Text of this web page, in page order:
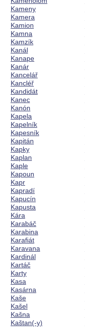
Kameny
Kamera
Kamion
Kamna
Kamzík
Kanál
Kanape
Kanár
Kancelář
Kancléř
Kandidát
Kanec
Kanón
Kapela
Kapelník
Kapesník
Kapitán
Kapky
Kaplan
Kaple
Kapoun
Kapr
Kapradí
Kapucín
Kapusta
Kára
Karabáč
Karabina
Karafiát
Karavana
Kardinál
Kartáč
Karty
Kasa
Kasárna
Kaše
Kašel
Kašna
Kaštan(-y)